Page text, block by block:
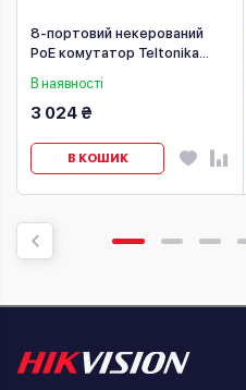
8-портовий некерований
PoE комутатор Teltonika
В наявності
3 024 ₴
В КОШИК